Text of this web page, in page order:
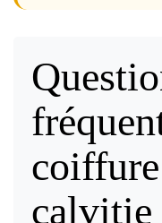
calvitie